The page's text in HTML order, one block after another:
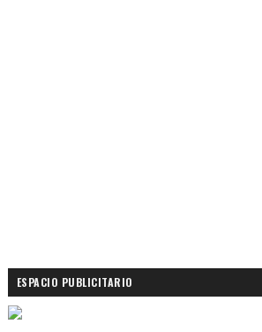
ESPACIO PUBLICITARIO